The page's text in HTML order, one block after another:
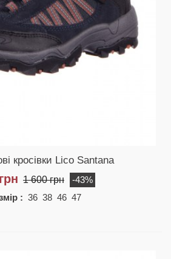
кросiвки Lico Santana
1 600 грн
-43%
: 36 38 46 47